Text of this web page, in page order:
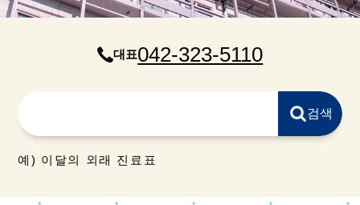
대표042-323-5110
예) 이달의 외래 진료표